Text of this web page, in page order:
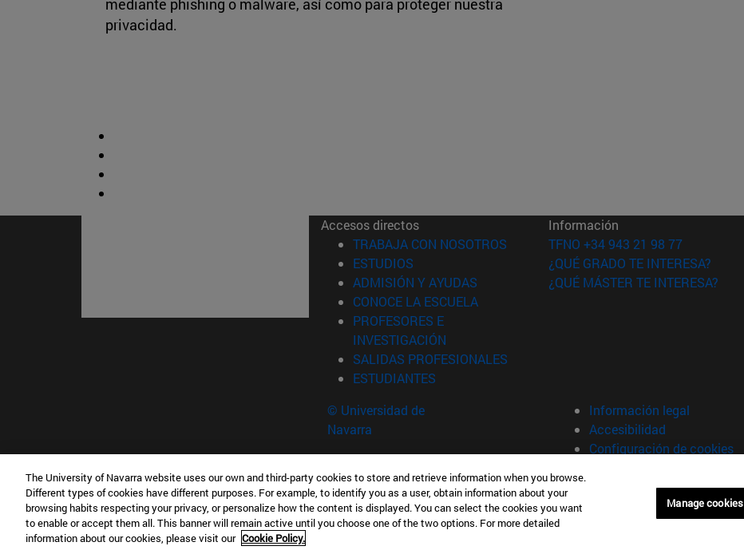
privacidad.
Accesos directos
TRABAJA CON NOSOTROS (abre en nueva ventana)
ESTUDIOS (abre en nueva ventana)
ADMISIÓN Y AYUDAS (abre en nueva ventana)
CONOCE LA ESCUELA(abre en nueva ventana)
PROFESORES E
INVESTIGACIÓN
SALIDAS PROFESIONALES
ESTUDIANTES
Información
TFNO +34 943 21 98 77
¿QUÉ GRADO TE INTERESA?
¿QUÉ MÁSTER TE INTERESA?
© Universidad de
Navarra
Información legal
Accesibilidad
Configuración de cookies
Tecnun. Escuela de Ingeniería
P° de Manuel Lardizabal, 13 20018 San Sebastián España
T.+34 943 21 98 77
The University of Navarra website uses our own and third-party cookies to store and retrieve information when you browse.
Different types of cookies have different purposes. For example, to identify you as a user, obtain information about your
browsing habits respecting your privacy, or personalize how the content is displayed. You can select the cookies you want
to enable or accept them all. This banner will remain active until you choose one of the two options. For more detailed
information about our cookies, please visit our Cookie Policy.
Manage cookies